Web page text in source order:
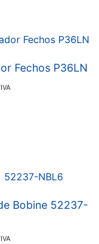
Fechos P36LN
Bobine 52237-